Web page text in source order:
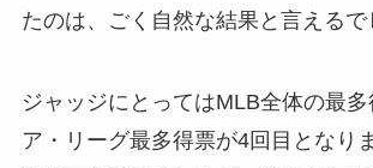
たのは、ごく自然な結果と言えるで
ジャッジにとってはMLB全体の最多
ア・リーグ最多得票が4回目となり